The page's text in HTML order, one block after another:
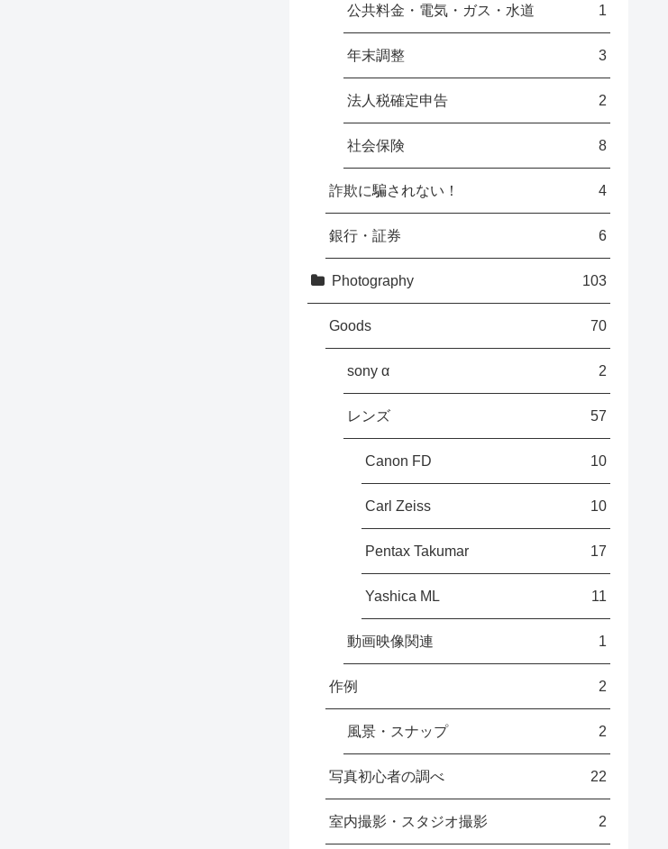
公共料金・電気・ガス・水道 1
年末調整 3
法人税確定申告 2
社会保険 8
詐欺に騙されない！ 4
銀行・証券 6
Photography 103
Goods 70
sony α 2
レンズ 57
Canon FD 10
Carl Zeiss 10
Pentax Takumar 17
Yashica ML 11
動画映像関連 1
作例 2
風景・スナップ 2
写真初心者の調べ 22
室内撮影・スタジオ撮影 2